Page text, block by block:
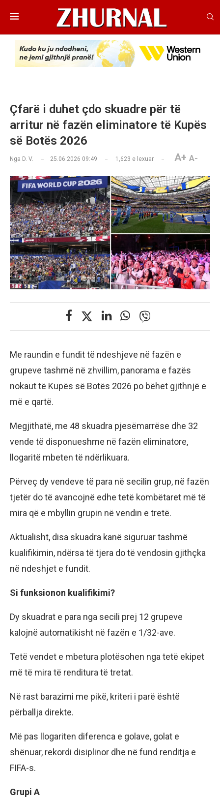
Çfarë i duhet çdo skuadre për të
arritur në fazën eliminatore të Kupës
së Botës 2026
Nga D. V. 25.06.2026 09:49 1,623 e lexuar A+ A-
Me raundin e fundit të ndeshjeve në fazën e
grupeve tashmë në zhvillim, panorama e fazës
nokaut të Kupës së Botës 2026 po bëhet gjithnjë e
më e qartë.
Megjithatë, me 48 skuadra pjesëmarrëse dhe 32
vende të disponueshme në fazën eliminatore,
llogaritë mbeten të ndërlikuara.
Përveç dy vendeve të para në secilin grup, në fazën
tjetër do të avancojnë edhe tetë kombëtaret më të
mira që e mbyllin grupin në vendin e tretë.
Aktualisht, disa skuadra kanë siguruar tashmë
kualifikimin, ndërsa të tjera do të vendosin gjithçka
në ndeshjet e fundit.
Si funksionon kualifikimi?
Dy skuadrat e para nga secili prej 12 grupeve
kalojnë automatikisht në fazën e 1/32-ave.
Tetë vendet e mbetura plotësohen nga tetë ekipet
më të mira të renditura të tretat.
Në rast barazimi me pikë, kriteri i parë është
përballja direkte.
Më pas llogariten diferenca e golave, golat e
shënuar, rekordi disiplinor dhe në fund renditja e
FIFA-s.
Grupi A